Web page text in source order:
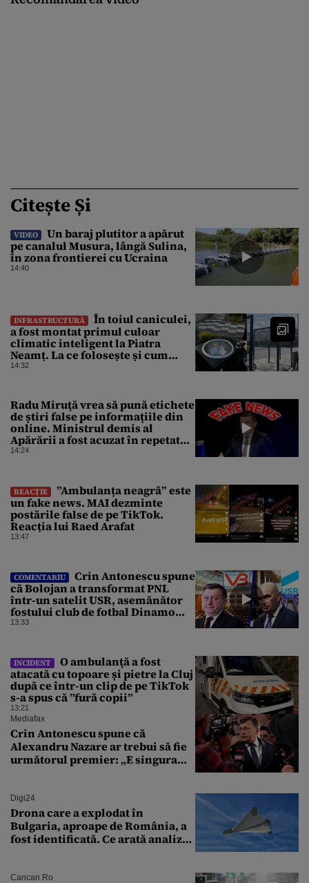
Citește Și
VIDEO
Un baraj plutitor a apărut
pe canalul Musura, lângă Sulina,
în zona frontierei cu Ucraina
14:40
INFRASTRUCTURĂ
În toiul caniculei,
a fost montat primul culoar
climatic inteligent la Piatra
Neamț. La ce folosește și cum
arată
14:32
Radu Miruţă vrea să pună etichete
de știri false pe informațiile din
online. Ministrul demis al
Apărării a fost acuzat în repetate
rânduri că răspândeşte el însuși
14:24
REACȚIE
”Ambulanța neagră” este
un fake news. MAI dezminte
postările false de pe TikTok.
Reacția lui Raed Arafat
13:47
COMENTARIU
Crin Antonescu spune
că Bolojan a transformat PNL
într-un satelit USR, asemănător
fostului club de fotbal Dinamo
Victoria, care a aparținut Miliției
13:33
INCIDENT
O ambulanţă a fost
atacată cu topoare și pietre la Cluj
după ce într-un clip de pe TikTok
s-a spus că ”fură copii”
13:21
Mediafax
Crin Antonescu spune că
Alexandru Nazare ar trebui să fie
următorul premier: „E singura
Digi24
Drona care a explodat în
Bulgaria, aproape de România, a
fost identificată. Ce arată analiza
Cancan.ro